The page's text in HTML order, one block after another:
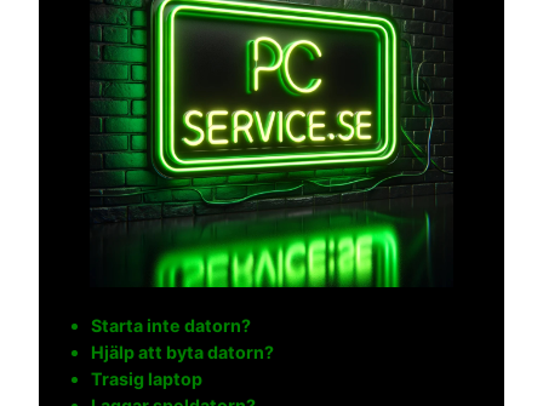
Starta inte datorn?
Hjälp att byta datorn?
Trasig laptop